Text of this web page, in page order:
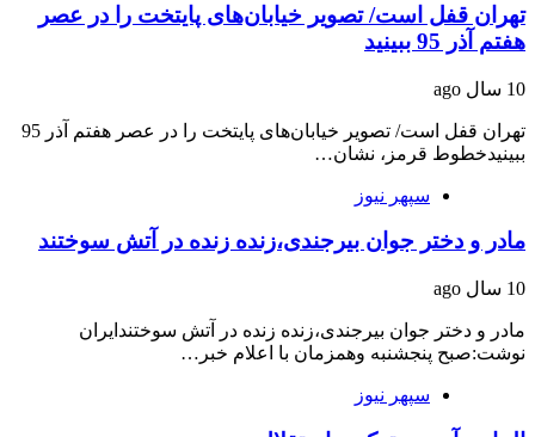
تهران قفل است/ تصویر خیابان‌های پایتخت را در عصر
هفتم آذر 95 ببینید
10 سال ago
تهران قفل است/ تصویر خیابان‌های پایتخت را در عصر هفتم آذر 95
ببینیدخطوط قرمز، نشان…
سپهر نیوز
مادر و دختر جوان بیرجندی،زنده زنده در آتش سوختند
10 سال ago
مادر و دختر جوان بیرجندی،زنده زنده در آتش سوختندایران
نوشت:صبح پنجشنبه وهمزمان با اعلام خبر…
سپهر نیوز